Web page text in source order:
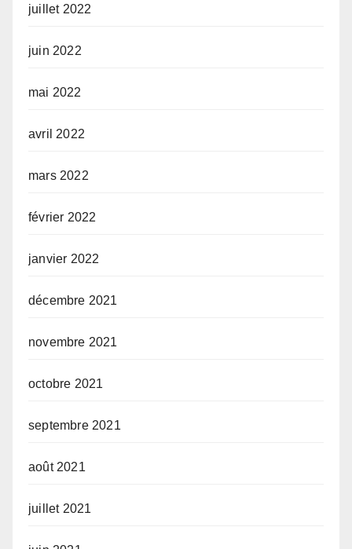
juillet 2022
juin 2022
mai 2022
avril 2022
mars 2022
février 2022
janvier 2022
décembre 2021
novembre 2021
octobre 2021
septembre 2021
août 2021
juillet 2021